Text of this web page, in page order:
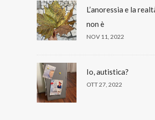
L’anoressia e la
non è
NOV 11, 2022
Io, autistica?
OTT 27, 2022